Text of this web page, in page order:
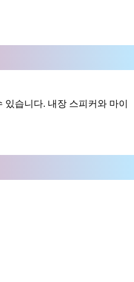
습니다. 내장 스피커와 마이